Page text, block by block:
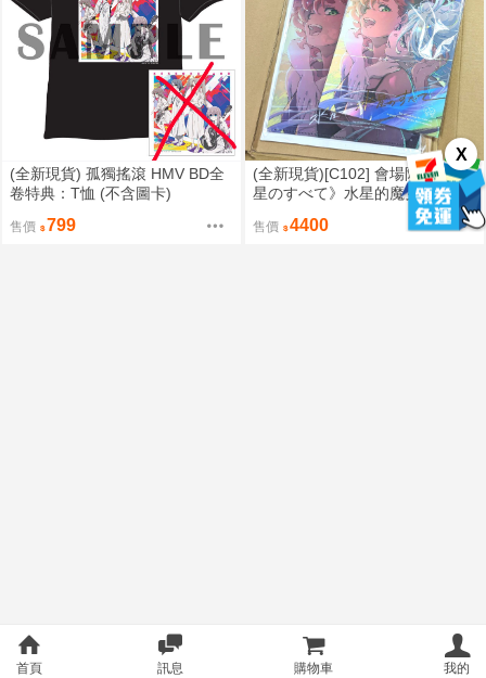
X
(全新現貨) 孤獨搖滾 HMV BD全
卷特典：T恤 (不含圖卡)
售價 799
(全新現貨)[C102] 會場限定《水
星のすべて》水星的魔女 同人本
含特典：資料夾 (高機動プリン
体)
售價 4400
首頁 訊息 購物車 我的